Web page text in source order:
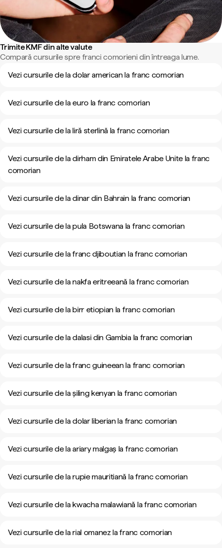
Trimite KMF din alte valute
Compară cursurile spre franci comorieni din întreaga lume.
Vezi cursurile de la dolar american la franc comorian
Vezi cursurile de la euro la franc comorian
Vezi cursurile de la liră sterlină la franc comorian
Vezi cursurile de la dirham din Emiratele Arabe Unite la franc
comorian
Vezi cursurile de la dinar din Bahrain la franc comorian
Vezi cursurile de la pula Botswana la franc comorian
Vezi cursurile de la franc djiboutian la franc comorian
Vezi cursurile de la nakfa eritreeană la franc comorian
Vezi cursurile de la birr etiopian la franc comorian
Vezi cursurile de la dalasi din Gambia la franc comorian
Vezi cursurile de la franc guineean la franc comorian
Vezi cursurile de la șiling kenyan la franc comorian
Vezi cursurile de la dolar liberian la franc comorian
Vezi cursurile de la ariary malgaș la franc comorian
Vezi cursurile de la rupie mauritiană la franc comorian
Vezi cursurile de la kwacha malawiană la franc comorian
Vezi cursurile de la rial omanez la franc comorian